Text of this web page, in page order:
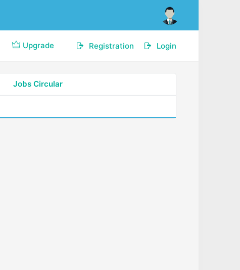
Upgrade Login
Registration
Jobs Circular